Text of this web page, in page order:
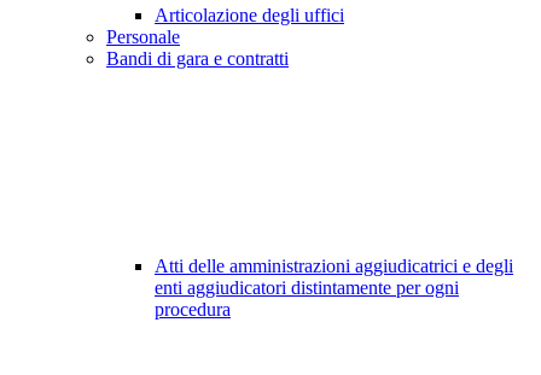
Articolazione degli uffici
Personale
Bandi di gara e contratti
Atti delle amministrazioni aggiudicatrici e degli
enti aggiudicatori distintamente per ogni
procedura